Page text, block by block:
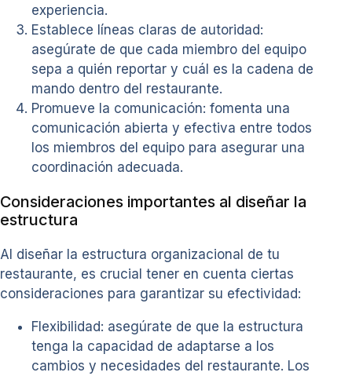
experiencia.
Establece líneas claras de autoridad:
asegúrate de que cada miembro del equipo
sepa a quién reportar y cuál es la cadena de
mando dentro del restaurante.
Promueve la comunicación: fomenta una
comunicación abierta y efectiva entre todos
los miembros del equipo para asegurar una
coordinación adecuada.
Consideraciones importantes al diseñar la
estructura
Al diseñar la estructura organizacional de tu
restaurante, es crucial tener en cuenta ciertas
consideraciones para garantizar su efectividad:
Flexibilidad: asegúrate de que la estructura
tenga la capacidad de adaptarse a los
cambios y necesidades del restaurante. Los